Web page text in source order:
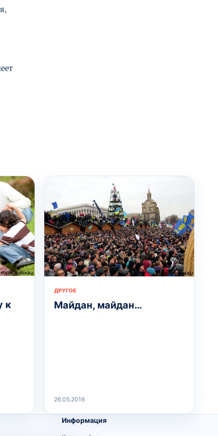
к
ДРУГОЕ
Майдан, майдан…
26.05.2016
Информация